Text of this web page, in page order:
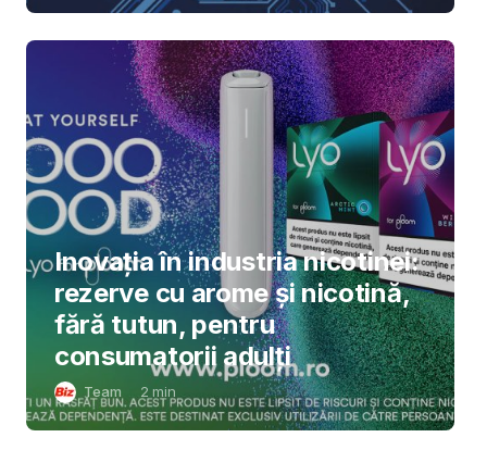
Inovația în industria nicotinei:
rezerve cu arome și nicotină,
fără tutun, pentru
consumatorii adulți
Team 2 min